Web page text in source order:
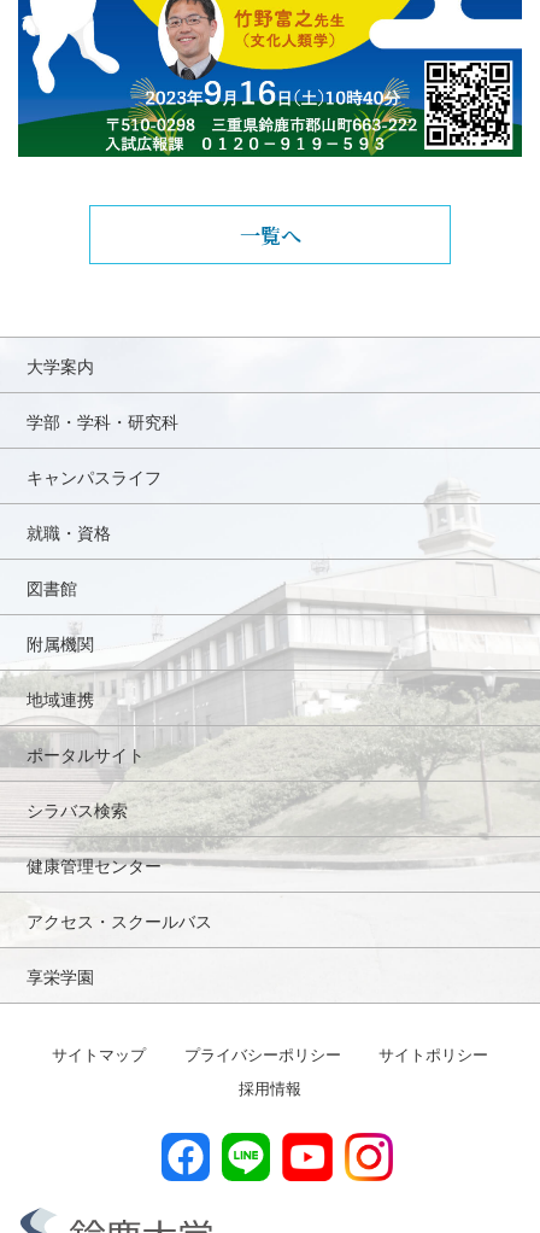
一覧へ
大学案内
学部・学科・研究科
キャンパスライフ
就職・資格
図書館
附属機関
地域連携
ポータルサイト
シラバス検索
健康管理センター
アクセス・スクールバス
享栄学園
サイトマップ プライバシーポリシー
サイトポリシー
採用情報